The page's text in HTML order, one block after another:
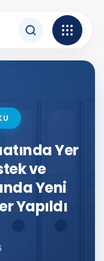
Yer
ve
Yeni
Yapıldı